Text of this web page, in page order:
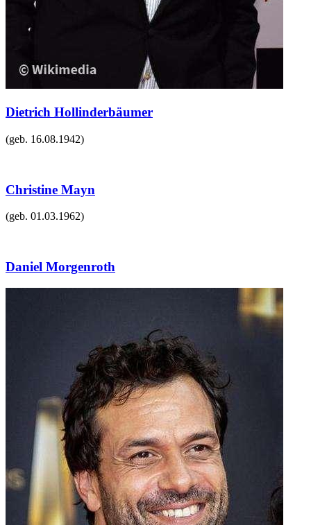
Dietrich Hollinderbäumer
(geb. 16.08.1942)
Christine Mayn
(geb. 01.03.1962)
Daniel Morgenroth